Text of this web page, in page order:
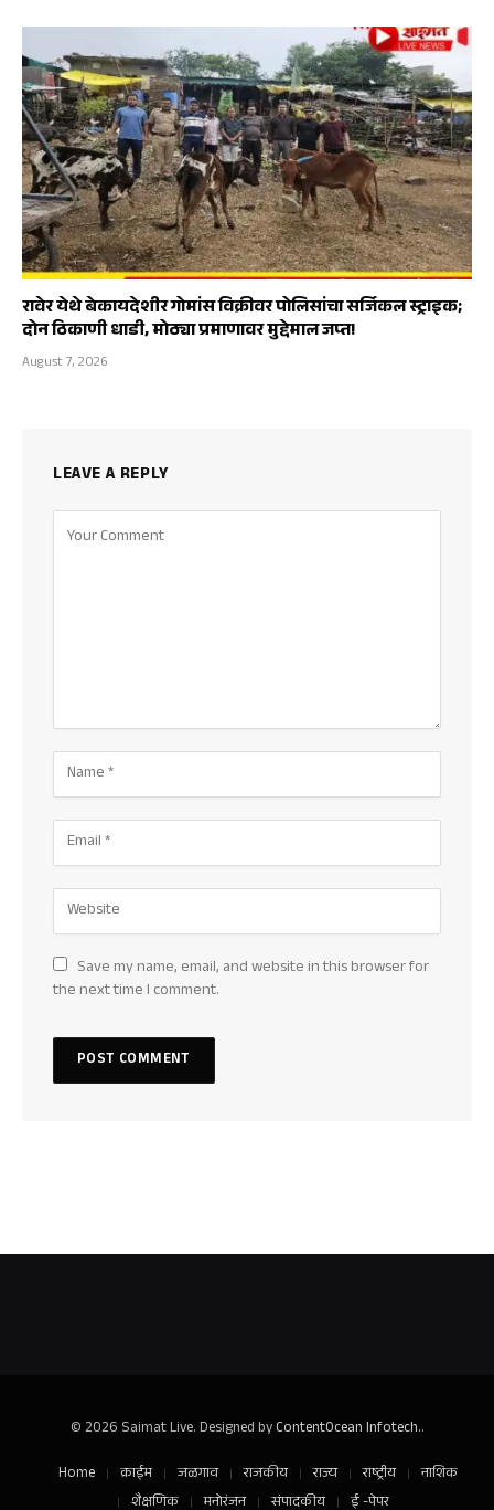
रावेर येथे बेकायदेशीर गोमांस विक्रीवर पोलिसांचा सर्जिकल स्ट्राइक;
दोन ठिकाणी धाडी, मोठ्या प्रमाणावर मुद्देमाल जप्त!
August 7, 2026
LEAVE A REPLY
Save my name, email, and website in this browser for
the next time I comment.
© 2026 Saimat Live. Designed byContentOcean Infotech..
Home
क्राईम जळगाव राजकीय राज्य राष्ट्रीय
नाशिक
शैक्षणिक
मनोरंजन संपादकीय ई -पेपर